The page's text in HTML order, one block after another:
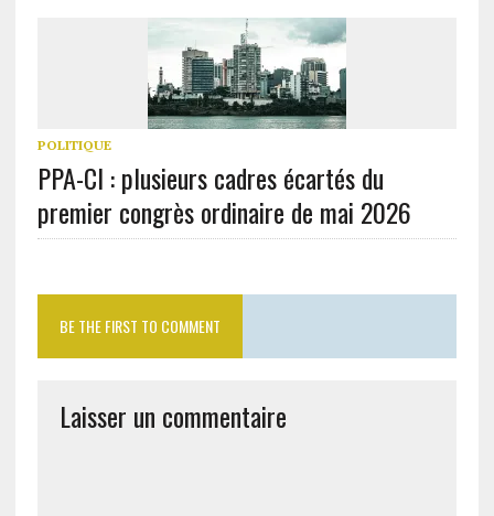
POLITIQUE
PPA-CI : plusieurs cadres écartés du
premier congrès ordinaire de mai 2026
BE THE FIRST TO COMMENT
Laisser un commentaire